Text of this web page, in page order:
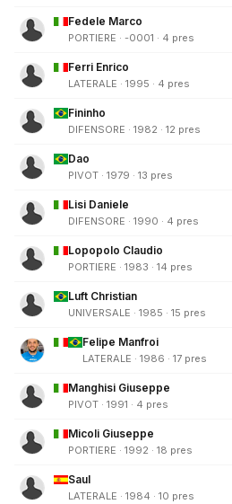
Fedele Marco
PORTIERE · -0001 · 4 pres
Ferri Enrico
LATERALE · 1995 · 4 pres
Fininho
DIFENSORE · 1982 · 12 pres
Dao
PIVOT · 1979 · 13 pres
Lisi Daniele
DIFENSORE · 1990 · 4 pres
Lopopolo Claudio
PORTIERE · 1983 · 14 pres
Luft Christian
UNIVERSALE · 1985 · 15 pres
Felipe Manfroi
LATERALE · 1986 · 17 pres
Manghisi Giuseppe
PIVOT · 1991 · 4 pres
Micoli Giuseppe
PORTIERE · 1992 · 18 pres
Saul
LATERALE · 1984 · 10 pres